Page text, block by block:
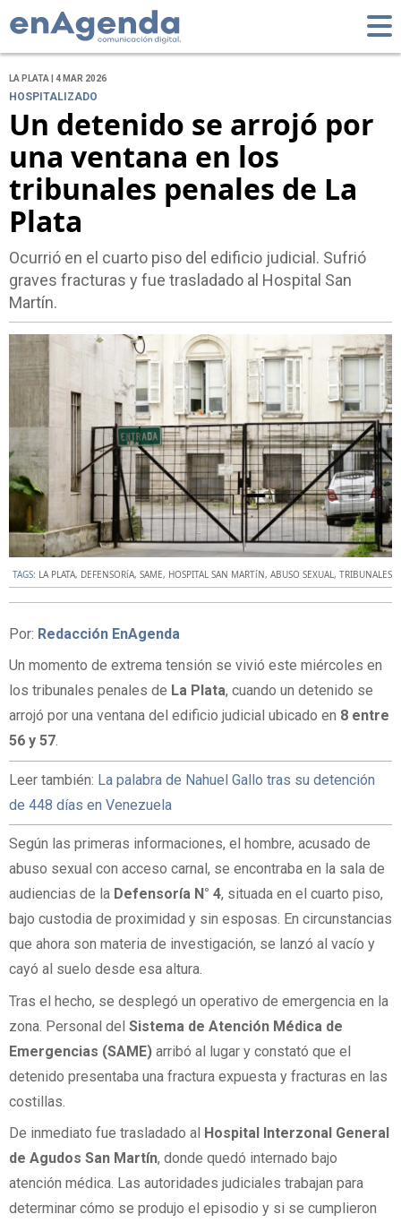
LA PLATA | 4 MAR 2026
HOSPITALIZADO
Un detenido se arrojó por
una ventana en los
tribunales penales de La
Plata
Ocurrió en el cuarto piso del edificio judicial. Sufrió
graves fracturas y fue trasladado al Hospital San
Martín.
TAGS: LA PLATA, DEFENSORíA, SAME, HOSPITAL SAN MARTíN, ABUSO SEXUAL, TRIBUNALES
Por: Redacción EnAgenda
Un momento de extrema tensión se vivió este miércoles en
los tribunales penales de La Plata, cuando un detenido se
arrojó por una ventana del edificio judicial ubicado en 8 entre
56 y 57.
Leer también: La palabra de Nahuel Gallo tras su detención
de 448 días en Venezuela
Según las primeras informaciones, el hombre, acusado de
abuso sexual con acceso carnal, se encontraba en la sala de
audiencias de la Defensoría N° 4, situada en el cuarto piso,
bajo custodia de proximidad y sin esposas. En circunstancias
que ahora son materia de investigación, se lanzó al vacío y
cayó al suelo desde esa altura.
Tras el hecho, se desplegó un operativo de emergencia en la
zona. Personal del Sistema de Atención Médica de
Emergencias (SAME) arribó al lugar y constató que el
detenido presentaba una fractura expuesta y fracturas en las
costillas.
De inmediato fue trasladado al Hospital Interzonal General
de Agudos San Martín, donde quedó internado bajo
atención médica. Las autoridades judiciales trabajan para
determinar cómo se produjo el episodio y si se cumplieron